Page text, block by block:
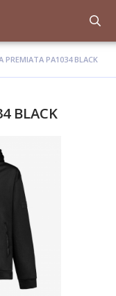
PA1034 BLACK
BLACK